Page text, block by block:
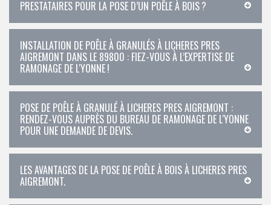
PRESTATAIRES POUR LA POSE D’UN POÊLE À BOIS ?
INSTALLATION DE POÊLE À GRANULÉS À LICHERES PRES
AIGREMONT DANS LE 89800 : FIEZ-VOUS À L’EXPERTISE DE
RAMONAGE DE L'YONNE !
POSE DE POÊLE À GRANULÉ À LICHERES PRES AIGREMONT :
RENDEZ-VOUS AUPRÈS DU BUREAU DE RAMONAGE DE L'YONNE
POUR UNE DEMANDE DE DEVIS.
LES AVANTAGES DE LA POSE DE POÊLE À BOIS À LICHERES PRES
AIGREMONT.